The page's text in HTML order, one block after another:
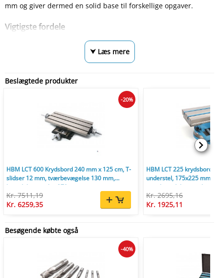
mm og giver dermed en solid base til forskellige opgaver.
Vigtigste fordele
⮟ Læs mere
Beslægtede produkter
HBM LCT 600 Krydsbord 240 mm x 125 cm, T-
slidser 12 mm, tværbevægelse 130 mm,
længdebevægelse 370 mm.
Kr. 7511,19
Kr. 6259,35
-20%
HBM LCT 225 krydsbord
understel, 175x225 mm,
mm, længdebevægelse
Kr. 2695,16
Kr. 1925,11
Besøgende købte også
-40%